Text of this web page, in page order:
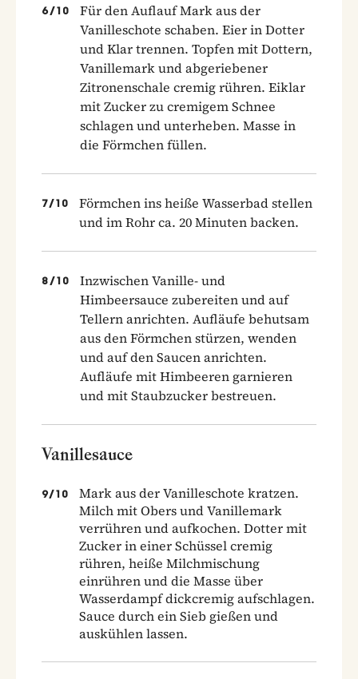
6/10
Für den Auflauf Mark aus der
Vanilleschote schaben. Eier in Dotter
und Klar trennen. Topfen mit Dottern,
Vanillemark und abgeriebener
Zitronenschale cremig rühren. Eiklar
mit Zucker zu cremigem Schnee
schlagen und unterheben. Masse in
die Förmchen füllen.
7/10
Förmchen ins heiße Wasserbad stellen
und im Rohr ca. 20 Minuten backen.
8 /10
Inzwischen Vanille- und
Himbeersauce zubereiten und auf
Tellern anrichten. Aufläufe behutsam
aus den Förmchen stürzen, wenden
und auf den Saucen anrichten.
Aufläufe mit Himbeeren garnieren
und mit Staubzucker bestreuen.
Vanillesauce
9/10
Mark aus der Vanilleschote kratzen.
Milch mit Obers und Vanillemark
verrühren und aufkochen. Dotter mit
Zucker in einer Schüssel cremig
rühren, heiße Milchmischung
einrühren und die Masse über
Wasserdampf dickcremig aufschlagen.
Sauce durch ein Sieb gießen und
auskühlen lassen.